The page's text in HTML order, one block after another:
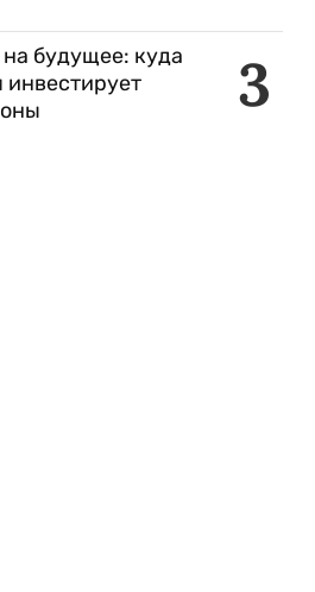
3
на будущее: куда
инвестирует